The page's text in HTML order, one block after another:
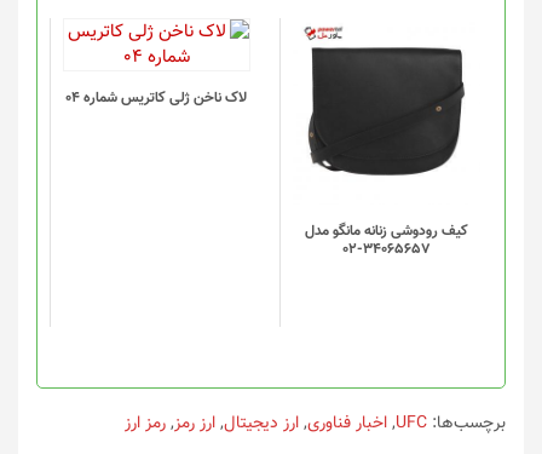
کیف رودوشی زنانه مانگو مدل
34065657-02
لاک ناخن ژلی کاتریس شماره 04
برچسب‌ها: UFC
,اخبار فناوری,ارز دیجیتال,ارز رمز,رمز ارز